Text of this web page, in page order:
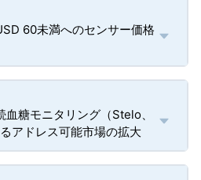
60未満へのセンサー価格
糖モニタリング（Stelo、
アドレス可能市場の拡大